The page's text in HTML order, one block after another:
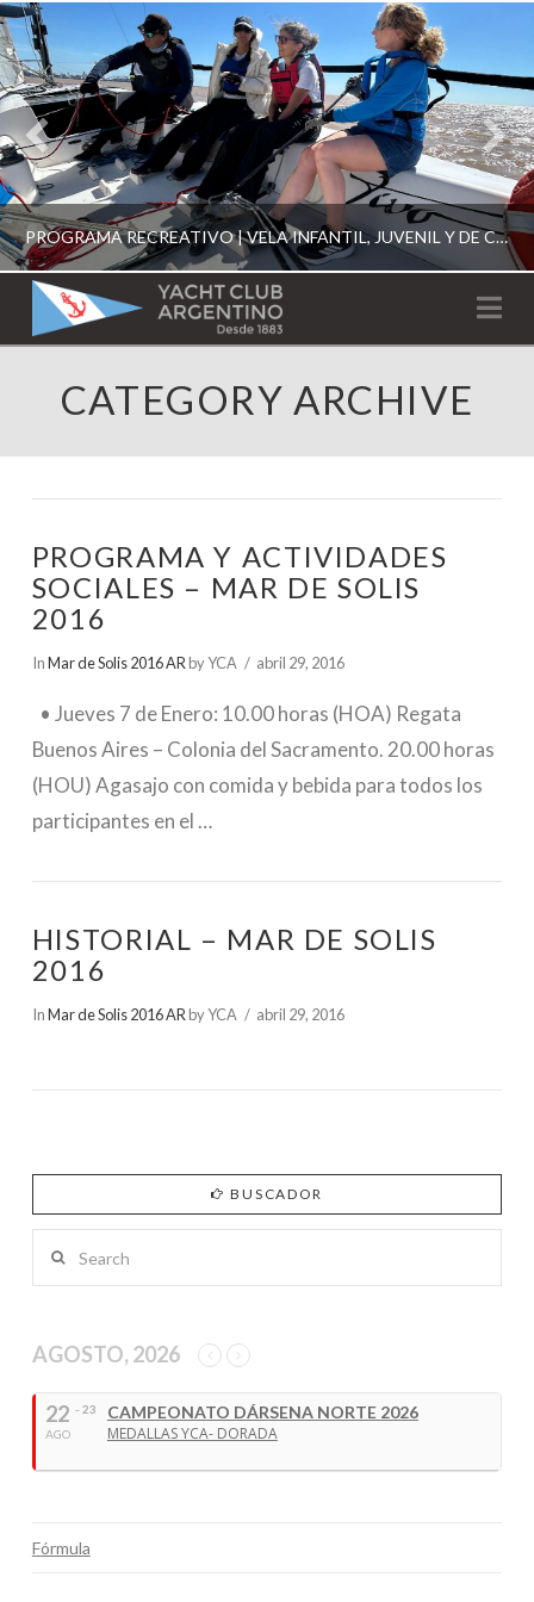
PROGRAMA RECREATIVO | VELA INFANTIL, JUVENIL Y DE CRUCERO 2026
ESCUELA RECREATIVA 2026
YACHT
CLUB
ARGENTINO
CATEGORY ARCHIVE
PROGRAMA Y ACTIVIDADES
SOCIALES – MAR DE SOLIS
2016
InMar de Solis 2016 AR by YCA abril 29, 2016
• Jueves 7 de Enero: 10.00 horas (HOA) Regata
Buenos Aires – Colonia del Sacramento. 20.00 horas
(HOU) Agasajo con comida y bebida para todos los
participantes en el …
HISTORIAL – MAR DE SOLIS
2016
InMar de Solis 2016 AR by YCA abril 29, 2016
BUSCADOR
AGOSTO, 2026
22
AGO
- 23
CAMPEONATO DÁRSENA NORTE 2026
MEDALLAS YCA- DORADA
Fórmula